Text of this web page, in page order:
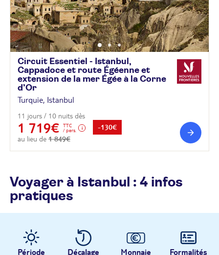
Circuit Essentiel - Istanbul,
Cappadoce et route Égéenne et
extension de la mer Égée à la Corne
d’Or
Turquie, Istanbul
11 jours / 10 nuits dès
1 719€
TTC
/ pers.
au lieu de 1 849€
-130€
Voyager à Istanbul : 4 infos
pratiques
Période
Décalage
Monnaie Formalités